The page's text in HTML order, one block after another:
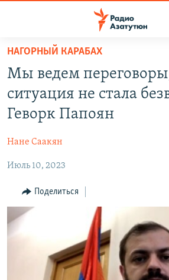
Перейти
основному
содержанию
Перейти
основной
Перейти
поиску
НОВОСТИ
ПОЛИТИКА
ЭКОНОМИКА
РЕГИОН
НАГОРНЫЙ КАРАБАХ
КУЛЬТУРА
НАГОРНЫЙ КАРАБАХ
Мы ведем
ситуация не стала
Геворк Папоян
Нане Саакян
Июль 10, 2023
Поделиться